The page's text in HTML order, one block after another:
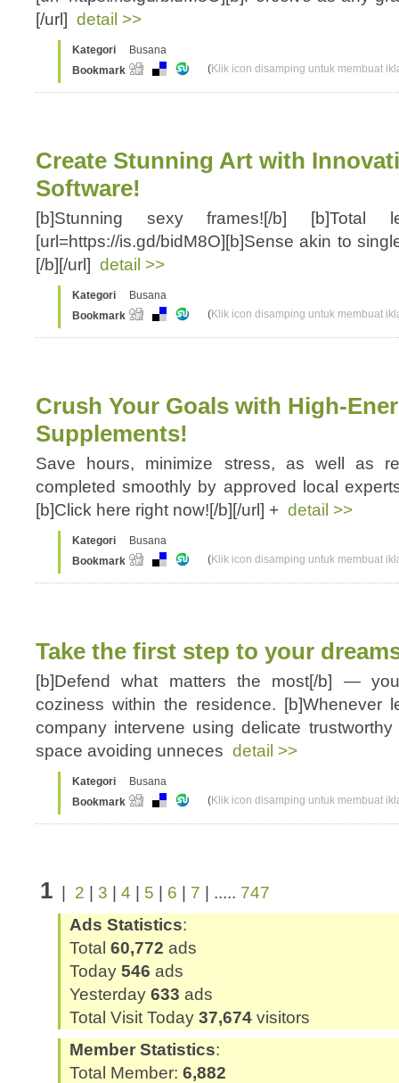
[/url] detail >>
Kategori
Busana
Bookmark
(Klik icon disamping untuk membuat
Create Stunning Art with
Software!
[b]Stunning sexy frames![/b] [b]Total
[url=https://is.gd/bidM8O][b]Sense akin to
[/b][/url] detail >>
Kategori
Busana
Bookmark
(Klik icon disamping untuk membuat
Crush Your Goals with High-
Supplements!
Save hours, minimize stress, as well as
completed smoothly by approved local
[b]Click here right now![/b][/url] + detail >>
Kategori
Busana
Bookmark
(Klik icon disamping untuk membuat
Take the first step to your
[b]Defend what matters the most[/b] —
coziness within the residence. [b]Whenever
company intervene using delicate
space avoiding unneces detail >>
Kategori
Busana
Bookmark
(Klik icon disamping untuk membuat
1 2 3 4 5 6 7 | ..... 747
Ads Statistics:
Total 60,772 ads
Today 546 ads
Yesterday 633 ads
Total Visit Today 37,674 visitors
Member Statistics:
Total Member: 6,882